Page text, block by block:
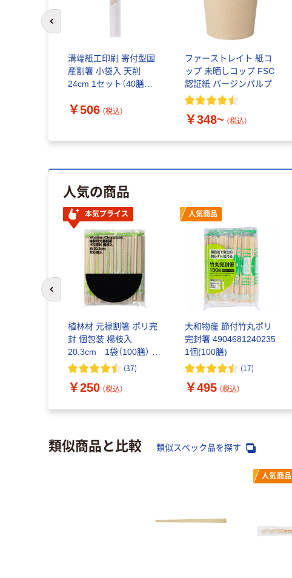
溝端紙工印刷 寄付型国
産割箸 小袋入 天削
24cm 1セット（40膳：
￥506 （税込）
ファーストレイト 紙コ
ップ 未晒しコップ FSC
認証紙 バージンパルプ
￥348~ （税込）
人気の商品
本気プライス
植林材 元禄割箸 ポリ完
封 個包装 楊枝入
20.3cm 1袋（100膳） オ
リジナル
(37)
￥250 （税込）
人気商品
大和物産 節付竹丸ポリ
完封箸 4904681240235
1個(100膳)
(17)
￥495 （税込）
前のスライドへ
類似商品と比較 類似スペック品を探す
人気商品